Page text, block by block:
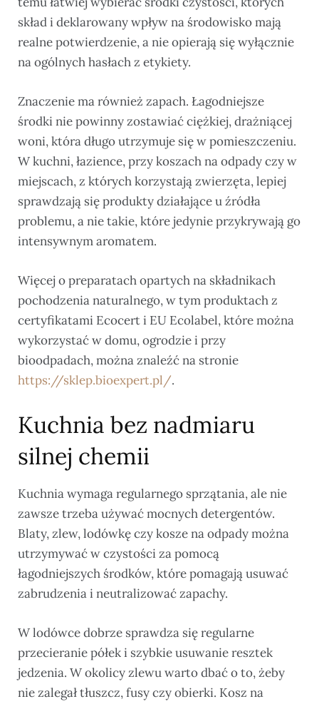
skład i deklarowany wpływ na środowisko mają
realne potwierdzenie, a nie opierają się wyłącznie
na ogólnych hasłach z etykiety.
Znaczenie ma również zapach. Łagodniejsze
środki nie powinny zostawiać ciężkiej, drażniącej
woni, która długo utrzymuje się w pomieszczeniu.
W kuchni, łazience, przy koszach na odpady czy w
miejscach, z których korzystają zwierzęta, lepiej
sprawdzają się produkty działające u źródła
problemu, a nie takie, które jedynie przykrywają go
intensywnym aromatem.
Więcej o preparatach opartych na składnikach
pochodzenia naturalnego, w tym produktach z
certyfikatami Ecocert i EU Ecolabel, które można
wykorzystać w domu, ogrodzie i przy
bioodpadach, można znaleźć na stronie
https://sklep.bioexpert.pl/.
Kuchnia bez nadmiaru
silnej chemii
Kuchnia wymaga regularnego sprzątania, ale nie
zawsze trzeba używać mocnych detergentów.
Blaty, zlew, lodówkę czy kosze na odpady można
utrzymywać w czystości za pomocą
łagodniejszych środków, które pomagają usuwać
zabrudzenia i neutralizować zapachy.
W lodówce dobrze sprawdza się regularne
przecieranie półek i szybkie usuwanie resztek
jedzenia. W okolicy zlewu warto dbać o to, żeby
nie zalegał tłuszcz, fusy czy obierki. Kosz na